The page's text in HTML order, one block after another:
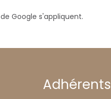
de Google s'appliquent.
Adhérents